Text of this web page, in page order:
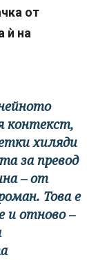
от
ѝ на
контекст,
хиляди
за превод
– от
Това е
и отново –